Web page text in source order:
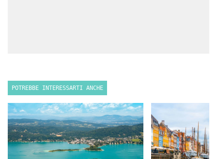
POTREBBE INTERESSARTI ANCHE